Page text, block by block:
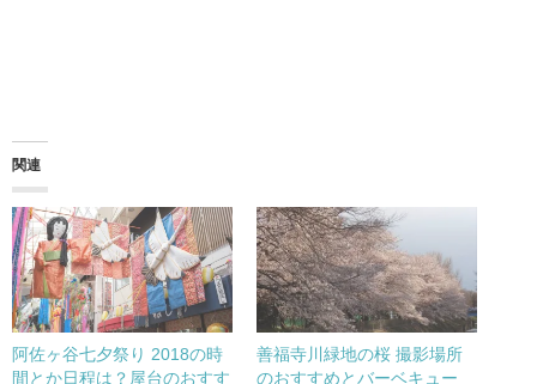
関連
阿佐ヶ谷七夕祭り 2018の時
間とか日程は？屋台のおすす
善福寺川緑地の桜 撮影場所
のおすすめとバーベキュー